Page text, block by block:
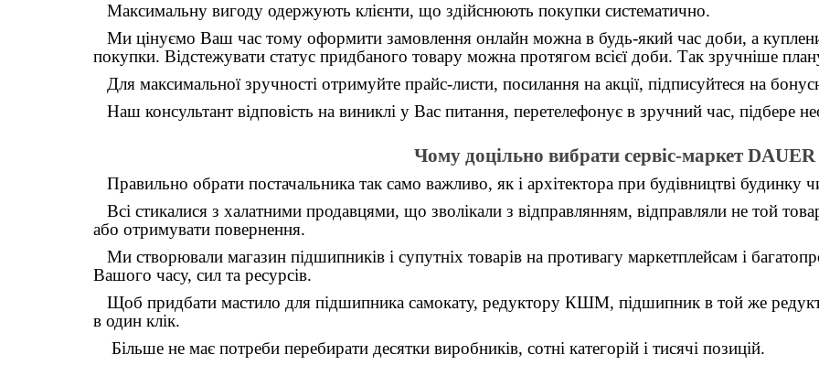
Максимальну вигоду одержують клієнти, що здійснюють покупки систематично.
Ми цінуємо Ваш час тому оформити замовлення онлайн можна в будь-який час доби, а
покупки. Відстежувати статус придбаного товару можна протягом всієї доби. Так зручніше
Для максимальної зручності отримуйте прайс-листи, посилання на акції, підписуйтеся на
Наш консультант відповість на виниклі у Вас питання, перетелефонує в зручний час, підбере
Чому доцільно вибрати сервіс-маркет DAUER
Правильно обрати постачальника так само важливо, як і архітектора при будівництві будинку
Всі стикалися з халатними продавцями, що зволікали з відправлянням, відправляли не той
або отримувати повернення.
Ми створювали магазин підшипників і супутніх товарів на противагу маркетплейсам і
Вашого часу, сил та ресурсів.
Щоб придбати мастило для підшипника самокату, редуктору КШМ, підшипник в той же
в один клік.
Більше не має потреби перебирати десятки виробників, сотні категорій і тисячі позицій.